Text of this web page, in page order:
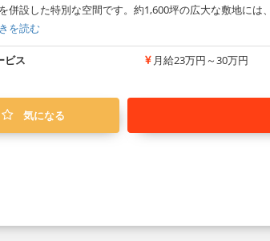
併設した特別な空間です。約1,600坪の広大な敷地に
を読む
ビス 月給23万円～30万円
気になる